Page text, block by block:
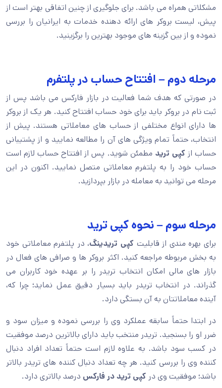
مشکلاتی همراه می باشد. برای جلوگیری از چنین اتفاقی بهتر است از
پیش، لیست بروکر های ارائه دهنده خدمات به ایرانیان را بررسی
نموده و از بین گزینه های موجود بهترین را برگزینید.
مرحله دوم – افتتاح حساب در پلتفرم
در صورتی که هدف شما فعالیت در بازار فارکس می باشد پس از
ثبت نام در بروکر باید برای خود حساب افتتاح کنید. هر یک از بروکر
ها دارای انواع مختلفی از حساب های معاملاتی هستند. پیش از
انتخاب، حتماً تمام ویژگی های آن را مطالعه نمایید و از پشتیبانی
حساب از کپی ترید مطمئن شوید. پس از افتتاح حساب لازم است
حساب خود را به پلتفرم معاملاتی متصل نمایید. اکنون در این
مرحله می توانید به معامله در بازار بپردازید.
مرحله سوم – نحوه کپی ترید
برای بهره مندی از قابلیت کپی تریدینگ، در پلتفرم معاملاتی خود
به بخش مربوطه مراجعه کنید. اکثر بروکر ها و صرافی های فعال در
بازار های مالی امکان انتخاب تریدر را بر عهده خود کاربران می
گذراند. در انتخاب تریدر باید بسیار دقیق عمل نماید؛ چرا که،
آینده معاملاتتان به آن بستگی دارد.
در ابتدا حتماً سابقه عملکرد وی را بررسی نموده و میزان سود و
ضرر او را بسنجید. تریدر منتخب باید دارای بالاترین درصد موفقیت
در کسب سود باشد. به علاوه لازم است حتماً تعداد افراد دنبال
کننده وی را بررسی کنید. هر چه تعداد دنبال کننده های تریدر بالاتر
باشد؛ موفقیت وی در کپی ترید در فارکس درصد بالاتری دارد.